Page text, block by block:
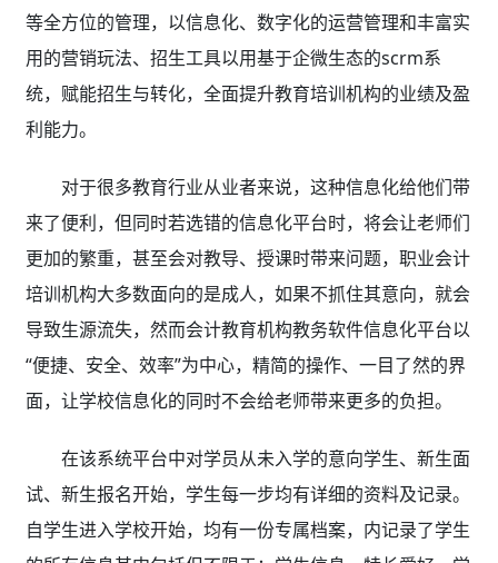
等全方位的管理，以信息化、数字化的运营管理和丰富实
用的营销玩法、招生工具以用基于企微生态的scrm系
统，赋能招生与转化，全面提升教育培训机构的业绩及盈
利能力。
对于很多教育行业从业者来说，这种信息化给他们带
来了便利，但同时若选错的信息化平台时，将会让老师们
更加的繁重，甚至会对教导、授课时带来问题，职业会计
培训机构大多数面向的是成人，如果不抓住其意向，就会
导致生源流失，然而会计教育机构教务软件信息化平台以
“便捷、安全、效率”为中心，精简的操作、一目了然的界
面，让学校信息化的同时不会给老师带来更多的负担。
在该系统平台中对学员从未入学的意向学生、新生面
试、新生报名开始，学生每一步均有详细的资料及记录。
自学生进入学校开始，均有一份专属档案，内记录了学生